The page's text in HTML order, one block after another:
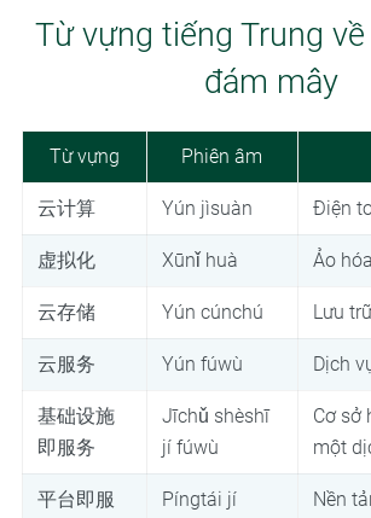
Từ vựng tiếng Trung
đám mây
Từ vựng Phiên âm
云计算 Yún jìsuàn Điện
虚拟化 Xūnǐ huà Ảo hóa
云存储 Yún cúnchú Lưu
云服务 Yún fúwù Dịch
基础设施
即服务
Jīchǔ shèshī
jí fúwù
Cơ sở
một
平台即服
Píngtái jí
Nền